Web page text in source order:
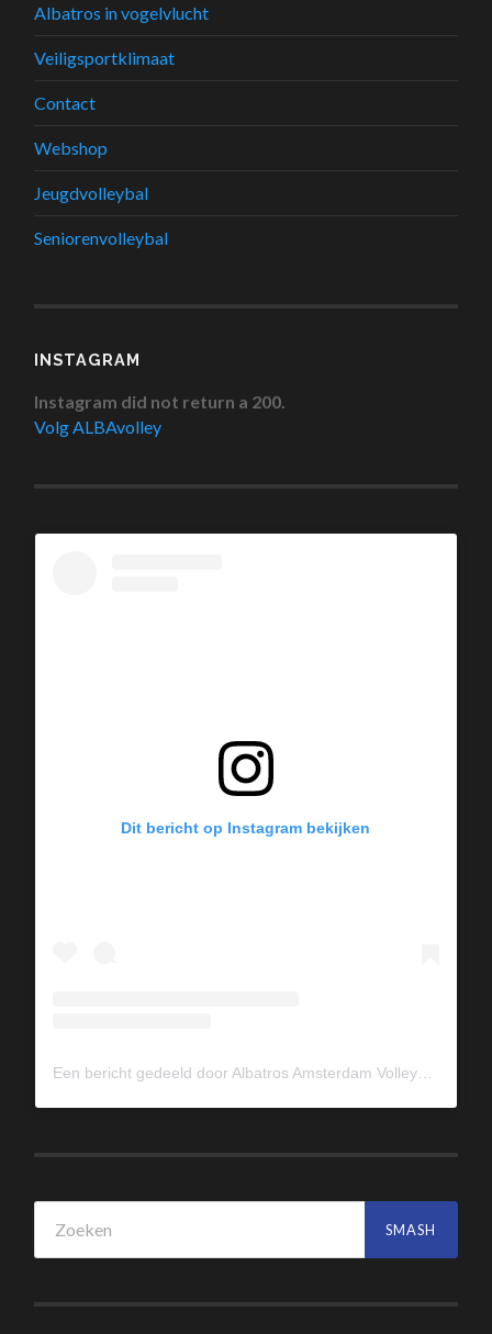
Albatros in vogelvlucht
Veiligsportklimaat
Contact
Webshop
Jeugdvolleybal
Seniorenvolleybal
INSTAGRAM
Instagram did not return a 200.
Volg ALBAvolley
Dit bericht op Instagram bekijken